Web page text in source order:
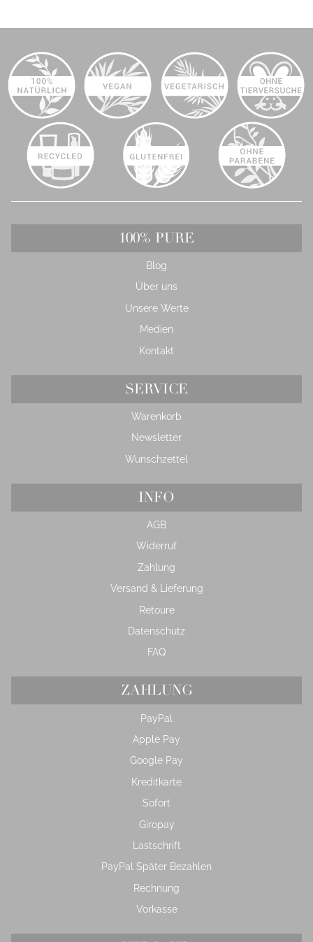
100% PURE
Blog
Über uns
Unsere Werte
Medien
Kontakt
SERVICE
Warenkorb
Newsletter
Wunschzettel
INFO
AGB
Widerruf
Zahlung
Versand & Lieferung
Retoure
Datenschutz
FAQ
ZAHLUNG
PayPal
Apple Pay
Google Pay
Kreditkarte
Sofort
Giropay
Lastschrift
PayPal Später Bezahlen
Rechnung
Vorkasse